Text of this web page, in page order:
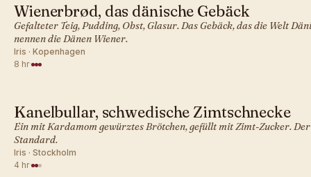
SKANDINAVISCH · GEBÄCK
Wienerbrød, das dänische Gebäck
Gefalteter Teig, Pudding, Obst, Glasur. Das Gebäck, das die Welt
nennen die Dänen Wiener.
Iris · Kopenhagen
8 hr·
SKANDINAVISCH · GEBÄCK
Kanelbullar, schwedische Zimtschnecke
Ein mit Kardamom gewürztes Brötchen, gefüllt mit Zimt-Zucker.
Standard.
Iris · Stockholm
4 hr·